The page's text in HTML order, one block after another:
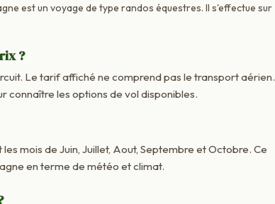
est un voyage de type randos équestres. Il s'effectue sur
?
Le tarif affiché ne comprend pas le transport aérien.
connaître les options de vol disponibles.
mois de Juin, Juillet, Aout, Septembre et Octobre. Ce
en terme de météo et climat.